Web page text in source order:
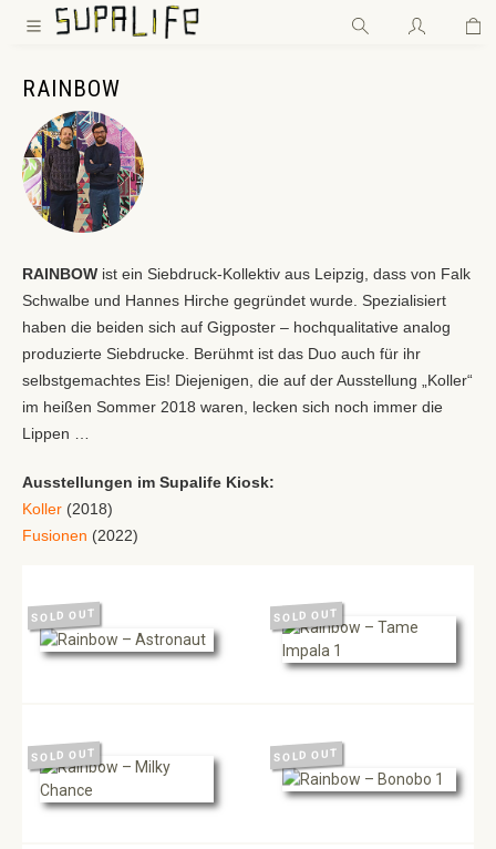
Zum Hauptinhalt springen
RAINBOW
RAINBOW ist ein Siebdruck-Kollektiv aus Leipzig, dass von Falk
Schwalbe und Hannes Hirche gegründet wurde. Spezialisiert
haben die beiden sich auf Gigposter – hochqualitative analog
produzierte Siebdrucke. Berühmt ist das Duo auch für ihr
selbstgemachtes Eis! Diejenigen, die auf der Ausstellung „Koller“
im heißen Sommer 2018 waren, lecken sich noch immer die
Lippen …
Ausstellungen im Supalife Kiosk:
Koller (2018)
Fusionen (2022)
SOLD OUT SOLD OUT
SOLD OUT SOLD OUT